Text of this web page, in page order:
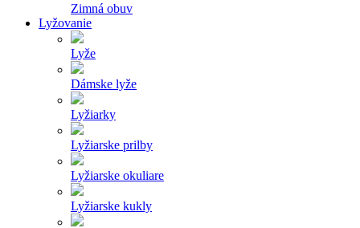
Zimná obuv
Lyžovanie
Lyže
Dámske lyže
Lyžiarky
Lyžiarske prilby
Lyžiarske okuliare
Lyžiarske kukly